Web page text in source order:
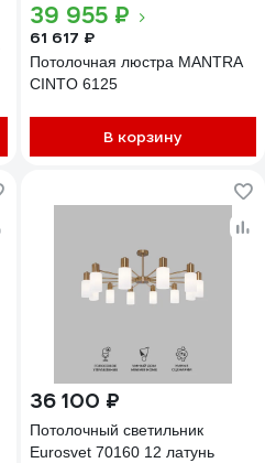
39 955 ₽
61 617 ₽
Потолочная люстра MANTRA
CINTO 6125
В корзину
36 100 ₽
Потолочный светильник
Eurosvet 70160 12 латунь